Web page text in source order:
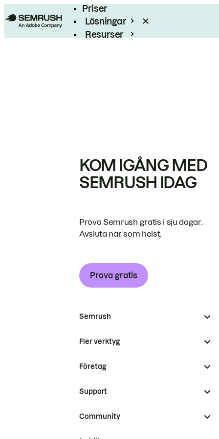
Priser
Lösningar
Resurser
KOM IGÅNG MED
SEMRUSH IDAG
Prova Semrush gratis i sju dagar.
Avsluta när som helst.
Prova gratis
Semrush
Fler verktyg
Företag
Support
Community